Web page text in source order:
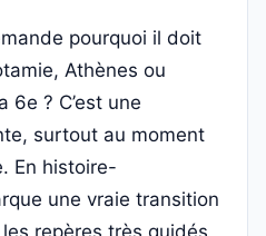
pourquoi il doit
Athènes ou
6e ? C’est une
surtout au moment
En histoire-
une vraie transition
repères très guidés